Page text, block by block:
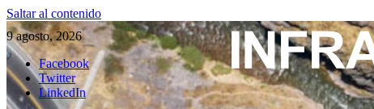
Saltar al contenido
9 agosto, 2026
Facebook
Twitter
LinkedIn